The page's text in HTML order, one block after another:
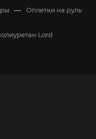
— Оплетки на руль
Lord